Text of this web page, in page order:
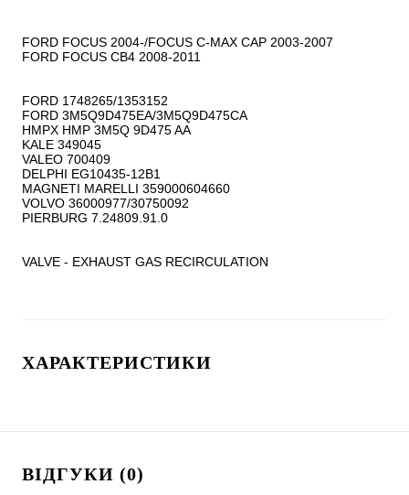
FORD FOCUS 2004-/FOCUS C-MAX CAP 2003-2007
FORD FOCUS CB4 2008-2011
FORD 1748265/1353152
FORD 3M5Q9D475EA/3M5Q9D475CA
HMPX HMP 3M5Q 9D475 AA
KALE 349045
VALEO 700409
DELPHI EG10435-12B1
MAGNETI MARELLI 359000604660
VOLVO 36000977/30750092
PIERBURG 7.24809.91.0
VALVE - EXHAUST GAS RECIRCULATION
ХАРАКТЕРИСТИКИ
ВІДГУКИ (0)